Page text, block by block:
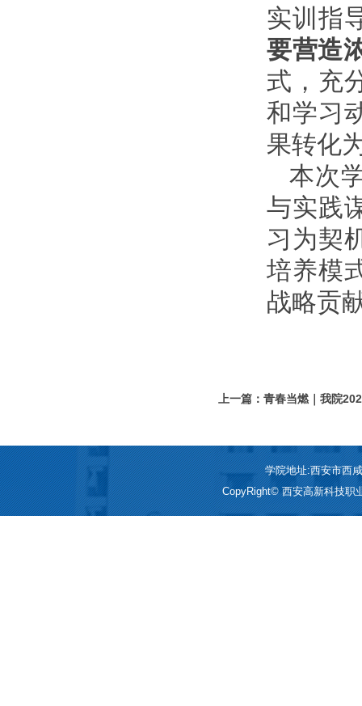
实训指
要营造
式，充
和学习
果转化
本次
与实践
习为契
培养模
战略贡
上一篇：青春当燃｜我院
学院地址:西安市西
CopyRight© 西安高新科技职